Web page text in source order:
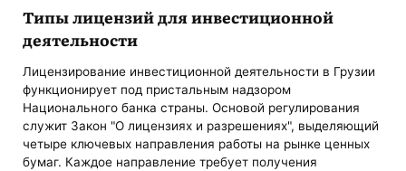
Типы лицензий для инвестиционной
деятельности
Лицензирование инвестиционной деятельности в Грузии
функционирует под пристальным надзором
Национального банка страны. Основой регулирования
служит Закон "О лицензиях и разрешениях", выделяющий
четыре ключевых направления работы на рынке ценных
бумаг. Каждое направление требует получения